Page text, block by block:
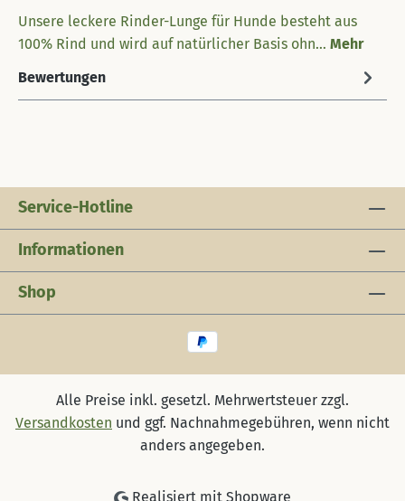
Unsere leckere Rinder-Lunge für Hunde besteht aus
100% Rind und wird auf natürlicher Basis ohn… Mehr
Bewertungen
Service-Hotline
Informationen
Shop
Alle Preise inkl. gesetzl. Mehrwertsteuer zzgl.
Versandkosten und ggf. Nachnahmegebühren, wenn nicht
anders angegeben.
Realisiert mit Shopware